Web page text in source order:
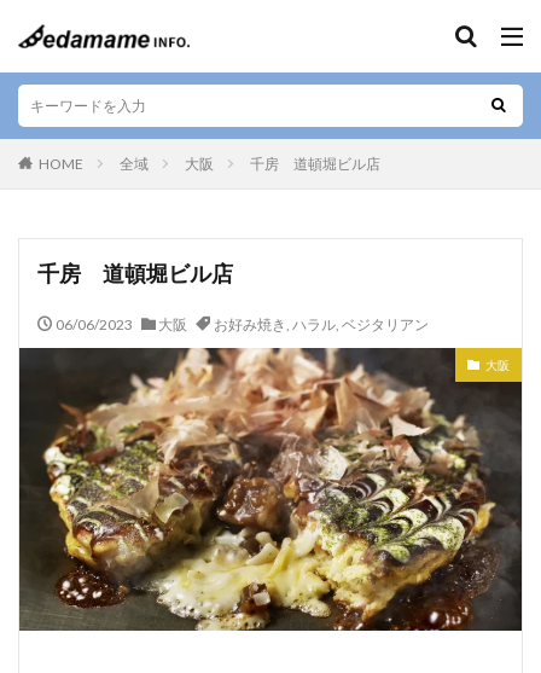
HOME 全域 大阪 千房 道頓堀ビル店
千房 道頓堀ビル店
06/06/2023 大阪 お好み焼き, ハラル, ベジタリアン
大阪
エリア
テイクアウト
お好み焼き ラーメン
居酒屋
お土産 ご当地料理
ベジタリアン
ステーキ
海鮮 カレー 串焼き
バー
焼肉
しゃぶしゃぶ すきやき
グルテンフリー
定食
ビーガン 串カツ 日本酒
そば
懐石料理
中華料理 天ぷら ハラル
弁当
うどん
とんかつ 和牛 焼き鳥
検索